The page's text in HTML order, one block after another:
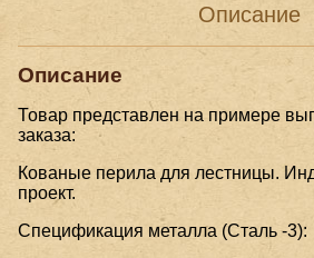
Описание
Описание
Товар представлен на примере
заказа:
Кованые перила для лестницы.
проект.
Спецификация металла (Сталь -3):